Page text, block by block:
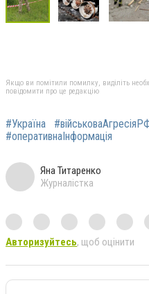
Якщо ви помітили помилку, виділіть
повідомити про це редакцію
#Україна
#оперативнаІнформація
Яна Титаренко
Журналістка
Авторизуйтесь, щоб оцінити